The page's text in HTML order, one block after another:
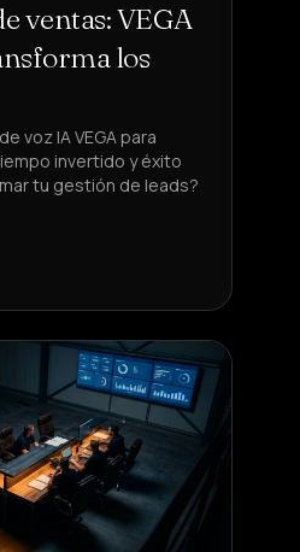
ventas: VEGA
los
voz IA VEGA para
invertido y éxito
tu gestión de leads?